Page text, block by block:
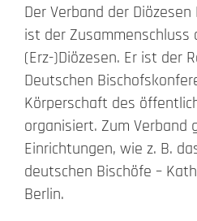
Infothek
Meldungen
Beschwerde
Kontakt
Der Verband der
ist der Zusammenschluss
(Erz-)Diözesen. Er ist der
Deutschen
Körperschaft des
organisiert. Zum Verband
Einrichtungen, wie z. B.
deutschen Bischöfe –
Berlin.